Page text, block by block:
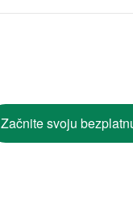
Začnite svoju